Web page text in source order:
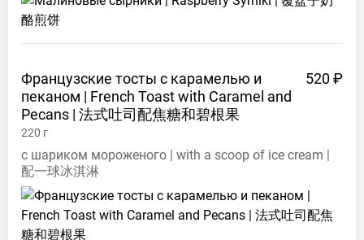
Французские тосты с карамелью и
пеканом | French Toast with Caramel and
Pecans | 法式吐司配焦糖和碧根果
520 ₽
220 г
с шариком мороженого | with a scoop of ice cream |
配一球冰淇淋